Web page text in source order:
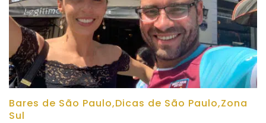
Bares de São Paulo,Dicas de São Paulo,Zona
Sul